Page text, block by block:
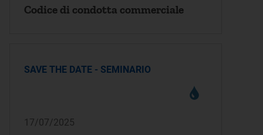
Codice di condotta commerciale
SAVE THE DATE - SEMINARIO
17/07/2025